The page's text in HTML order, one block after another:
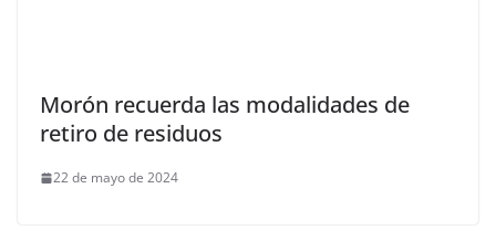
Morón recuerda las modalidades de
retiro de residuos
22 de mayo de 2024